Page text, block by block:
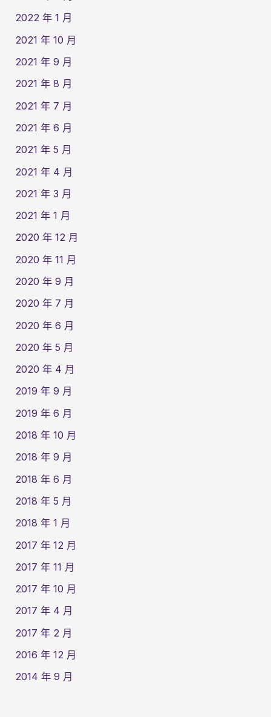
2022 年 1 月
2021 年 10 月
2021 年 9 月
2021 年 8 月
2021 年 7 月
2021 年 6 月
2021 年 5 月
2021 年 4 月
2021 年 3 月
2021 年 1 月
2020 年 12 月
2020 年 11 月
2020 年 9 月
2020 年 7 月
2020 年 6 月
2020 年 5 月
2020 年 4 月
2019 年 9 月
2019 年 6 月
2018 年 10 月
2018 年 9 月
2018 年 6 月
2018 年 5 月
2018 年 1 月
2017 年 12 月
2017 年 11 月
2017 年 10 月
2017 年 4 月
2017 年 2 月
2016 年 12 月
2014 年 9 月